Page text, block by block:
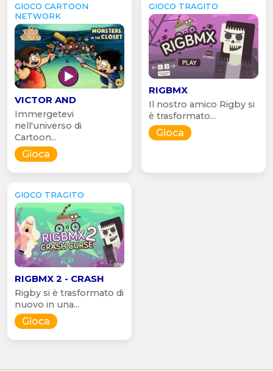
GIOCO CARTOON
NETWORK
VICTOR AND
Immergetevi
nell'universo di
Cartoon...
Gioca
GIOCO TRAGITO
RIGBMX
Il nostro amico Rigby si
è trasformato...
Gioca
GIOCO TRAGITO
RIGBMX 2 - CRASH
Rigby si è trasformato di
nuovo in una...
Gioca